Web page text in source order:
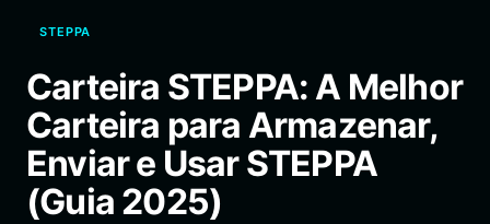
繁體中文
Bahasa Indonesia
ภาษาไทย
हिन्दी
Español
Português (Brasil)
STEPPA
Carteira STEPPA: A Melhor
Carteira para Armazenar,
Enviar e Usar STEPPA
(Guia 2025)